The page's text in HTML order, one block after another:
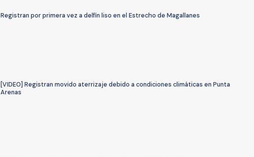
Registran por primera vez a delfín liso en el Estrecho de Magallanes
[VIDEO] Registran movido aterrizaje debido a condiciones climáticas en Punta
Arenas